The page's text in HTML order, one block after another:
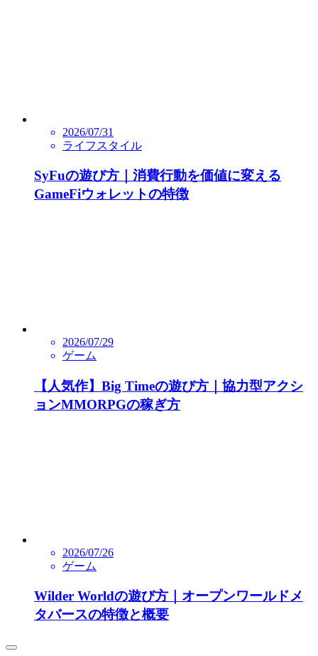
2026/07/31
ライフスタイル
SyFuの遊び方｜消費行動を価値に変える
GameFiウォレットの特徴
2026/07/29
ゲーム
【人気作】Big Timeの遊び方｜協力型アクシ
ョンMMORPGの稼ぎ方
2026/07/26
ゲーム
Wilder Worldの遊び方｜オープンワールドメ
タバースの特徴と概要